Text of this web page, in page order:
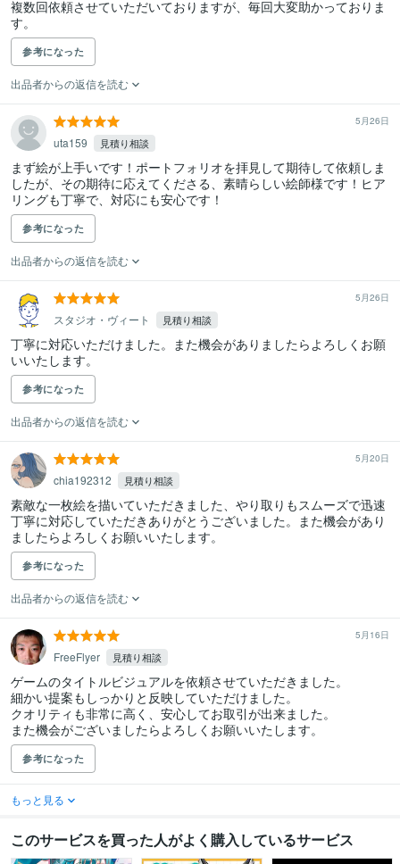
複数回依頼させていただいておりますが、毎回大変助かっておりま
す。
参考になった
出品者からの返信を読む
5月26日
uta159 見積り相談
まず絵が上手いです！ポートフォリオを拝見して期待して依頼しま
したが、その期待に応えてくださる、素晴らしい絵師様です！ヒア
リングも丁寧で、対応にも安心です！
参考になった
出品者からの返信を読む
5月26日
スタジオ・ヴィート 見積り相談
丁寧に対応いただけました。また機会がありましたらよろしくお願
いいたします。
参考になった
出品者からの返信を読む
5月20日
chia192312 見積り相談
素敵な一枚絵を描いていただきました、やり取りもスムーズで迅速
丁寧に対応していただきありがとうございました。また機会があり
ましたらよろしくお願いいたします。
参考になった
出品者からの返信を読む
5月16日
FreeFlyer 見積り相談
ゲームのタイトルビジュアルを依頼させていただきました。
細かい提案もしっかりと反映していただけました。
クオリティも非常に高く、安心してお取引が出来ました。
参考になった
もっと見る
このサービスを買った人がよく購入しているサービス